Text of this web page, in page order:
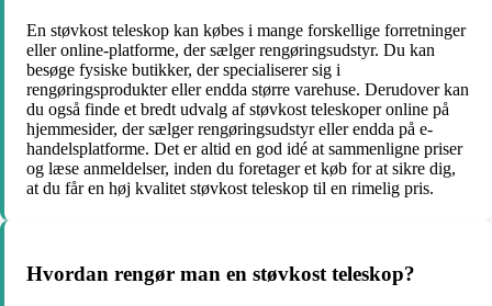
En støvkost teleskop kan købes i mange forskellige forretninger
eller online-platforme, der sælger rengøringsudstyr. Du kan
besøge fysiske butikker, der specialiserer sig i
rengøringsprodukter eller endda større varehuse. Derudover kan
du også finde et bredt udvalg af støvkost teleskoper online på
hjemmesider, der sælger rengøringsudstyr eller endda på e-
handelsplatforme. Det er altid en god idé at sammenligne priser
og læse anmeldelser, inden du foretager et køb for at sikre dig,
at du får en høj kvalitet støvkost teleskop til en rimelig pris.
Hvordan rengør man en støvkost teleskop?